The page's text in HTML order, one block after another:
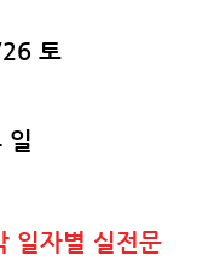
토
일자별 실전문